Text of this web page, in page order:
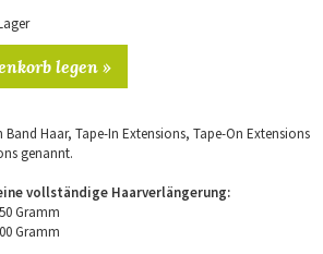
legen »
Haar, Tape-In Extensions, Tape-On Extensions
genannt.
vollständige Haarverlängerung:
Gramm
Gramm